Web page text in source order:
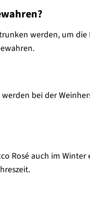
werden, um die
bei der
Rosé auch im